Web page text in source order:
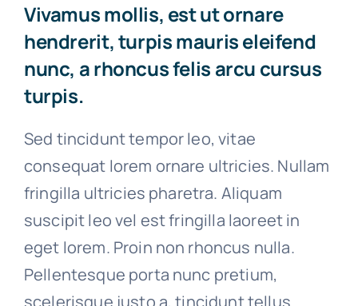
Vivamus mollis, est ut ornare
hendrerit, turpis mauris eleifend
nunc, a rhoncus felis arcu cursus
turpis.
Sed tincidunt tempor leo, vitae
consequat lorem ornare ultricies. Nullam
fringilla ultricies pharetra. Aliquam
suscipit leo vel est fringilla laoreet in
eget lorem. Proin non rhoncus nulla.
Pellentesque porta nunc pretium,